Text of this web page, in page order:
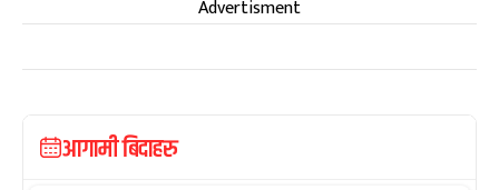
Advertisment
आगामी बिदाहरु